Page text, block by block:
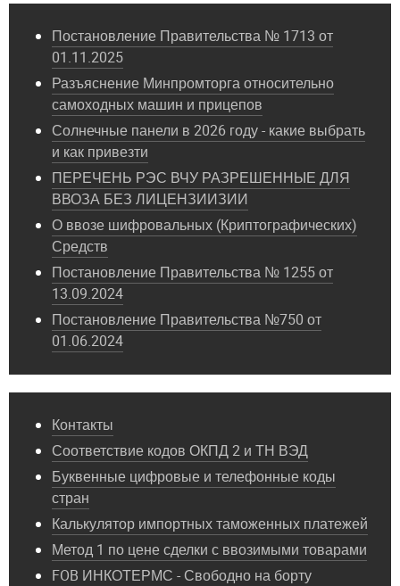
Постановление Правительства № 1713 от
01.11.2025
Разъяснение Минпромторга относительно
самоходных машин и прицепов
Солнечные панели в 2026 году - какие выбрать
и как привезти
ПЕРЕЧЕНЬ РЭС ВЧУ РАЗРЕШЕННЫЕ ДЛЯ
ВВОЗА БЕЗ ЛИЦЕНЗИИЗИИ
О ввозе шифровальных (Криптографических)
Средств
Постановление Правительства № 1255 от
13.09.2024
Постановление Правительства №750 от
01.06.2024
Контакты
Соответствие кодов ОКПД 2 и ТН ВЭД
Буквенные цифровые и телефонные коды
стран
Калькулятор импортных таможенных платежей
Метод 1 по цене сделки с ввозимыми товарами
FOB ИНКОТЕРМС - Свободно на борту